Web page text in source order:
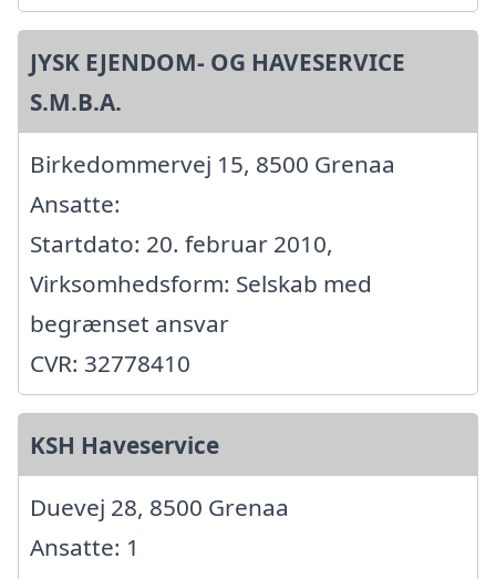
JYSK EJENDOM- OG HAVESERVICE
S.M.B.A.
Birkedommervej 15, 8500 Grenaa
Ansatte:
Startdato: 20. februar 2010,
Virksomhedsform: Selskab med
begrænset ansvar
CVR: 32778410
KSH Haveservice
Duevej 28, 8500 Grenaa
Ansatte: 1